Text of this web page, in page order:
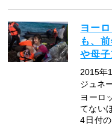
ヨー
も、
や母
2015年
ジュネ
ヨーロ
てない
4日付